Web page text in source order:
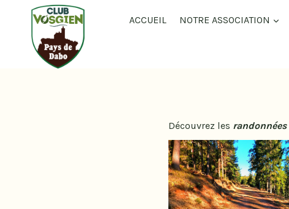
ACCUEIL NOTRE ASSOCIATION
Découvrez les randonnées